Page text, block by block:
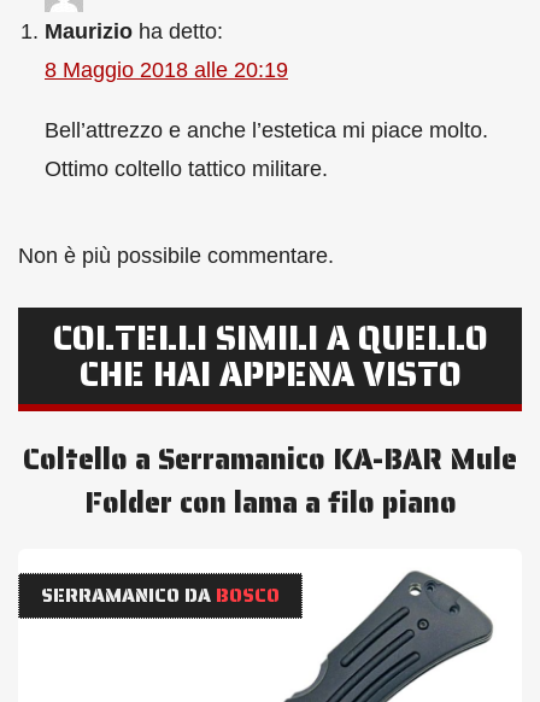
Maurizio ha detto:
8 Maggio 2018 alle 20:19
Bell’attrezzo e anche l’estetica mi piace molto.
Ottimo coltello tattico militare.
Non è più possibile commentare.
COLTELLI SIMILI A QUELLO
CHE HAI APPENA VISTO
Coltello a Serramanico KA-BAR Mule
Folder con lama a filo piano
SERRAMANICO DA BOSCO